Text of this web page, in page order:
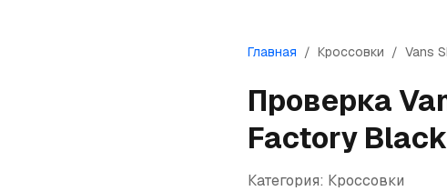
Главная / Кроссовки / Vans
Проверка
Factory Black
Категория: Кроссовки